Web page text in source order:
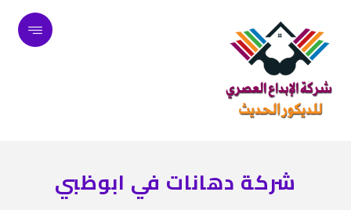
شركة دهانات في ابوظبي